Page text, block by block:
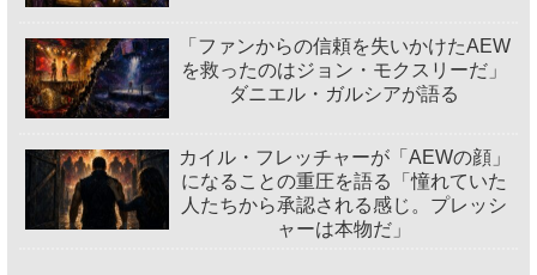
「ファンからの信頼を失いかけたAEW
を救ったのはジョン・モクスリーだ」
ダニエル・ガルシアが語る
カイル・フレッチャーが「AEWの顔」
になることの重圧を語る「憧れていた
人たちから承認される感じ。プレッシ
ャーは本物だ」